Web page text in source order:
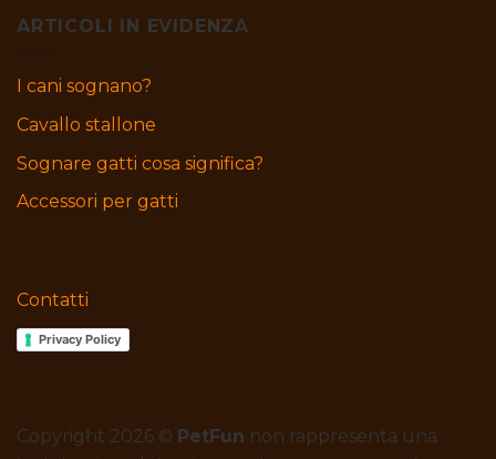
ARTICOLI IN EVIDENZA
I cani sognano?
Cavallo stallone
Sognare gatti cosa significa?
Accessori per gatti
Contatti
Privacy Policy
Copyright 2026 © PetFun non rappresenta una